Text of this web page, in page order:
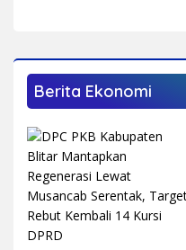
Berita Ekonomi